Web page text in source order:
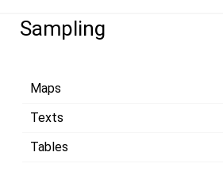
Sampling
Maps
Texts
Tables